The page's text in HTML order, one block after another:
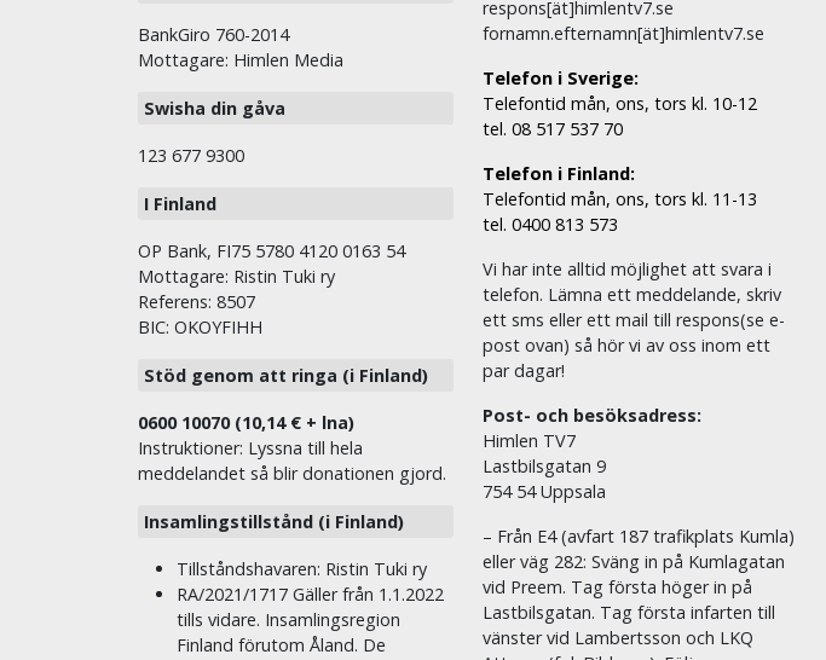
BankGiro 760-2014
Mottagare: Himlen Media
Swisha din gåva
123 677 9300
I Finland
OP Bank, FI75 5780 4120 0163 54
Mottagare: Ristin Tuki ry
Referens: 8507
BIC: OKOYFIHH
Stöd genom att ringa (i Finland)
0600 10070 (10,14 € + lna)
Instruktioner: Lyssna till hela
meddelandet så blir donationen gjord.
Insamlingstillstånd (i Finland)
Tillståndshavaren: Ristin Tuki ry
RA/2021/1717 Gäller från 1.1.2022
tills vidare. Insamlingsregion
Finland förutom Åland. De
respons[ät]himlentv7.se
fornamn.efternamn[ät]himlentv7.se
Telefon i Sverige:
Telefontid mån, ons, tors kl. 10-12
tel. 08 517 537 70
Telefon i Finland:
Telefontid mån, ons, tors kl. 11-13
tel. 0400 813 573
Vi har inte alltid möjlighet att svara i
telefon. Lämna ett meddelande, skriv
ett sms eller ett mail till respons(se e-
post ovan) så hör vi av oss inom ett
par dagar!
Post- och besöksadress:
Himlen TV7
Lastbilsgatan 9
754 54 Uppsala
– Från E4 (avfart 187 trafikplats Kumla)
eller väg 282: Sväng in på Kumlagatan
vid Preem. Tag första höger in på
Lastbilsgatan. Tag första infarten till
vänster vid Lambertsson och LKQ